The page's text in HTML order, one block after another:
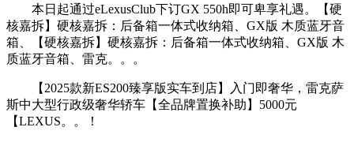
本日起通过eLexusClub下订GX 550h即可卑享礼遇。【硬
核嘉拆】硬核嘉拆：后备箱一体式收纳箱、GX版 木质蓝牙音
箱、【硬核嘉拆】硬核嘉拆：后备箱一体式收纳箱、GX版 木
质蓝牙音箱、雷克。。。
【2025款新ES200臻享版实车到店】入门即奢华，雷克萨
斯中大型行政级奢华轿车【全品牌置换补助】5000元
【LEXUS。。！